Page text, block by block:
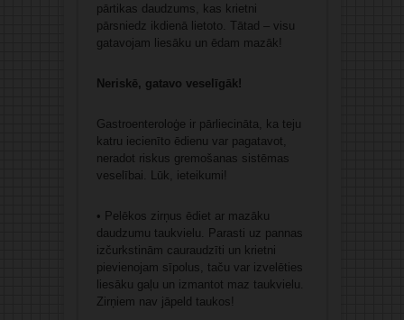
pārtikas daudzums, kas krietni
pārsniedz ikdienā lietoto. Tātad – visu
gatavojam liesāku un ēdam mazāk!
Neriskē, gatavo veselīgāk!
Gastroenteroloģe ir pārliecināta, ka teju
katru iecienīto ēdienu var pagatavot,
neradot riskus gremošanas sistēmas
veselībai. Lūk, ieteikumi!
• Pelēkos zirņus ēdiet ar mazāku
daudzumu taukvielu. Parasti uz pannas
izčurkstinām cauraudzīti un krietni
pievienojam sīpolus, taču var izvelēties
liesāku gaļu un izmantot maz taukvielu.
Zirņiem nav jāpeld taukos!